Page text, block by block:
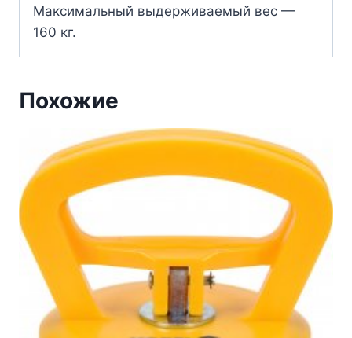
Максимальный выдерживаемый вес —
160 кг.
Похожие